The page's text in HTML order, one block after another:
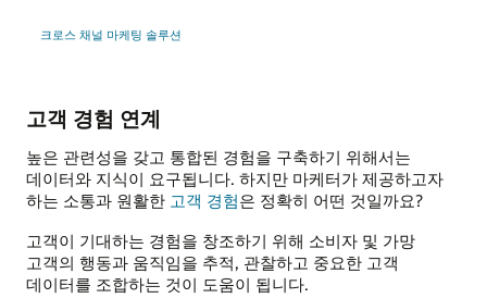
크로스 채널 마케팅 솔루션
고객 경험 연계
높은 관련성을 갖고 통합된 경험을 구축하기 위해서는
데이터와 지식이 요구됩니다. 하지만 마케터가 제공하고자
하는 소통과 원활한 고객 경험은 정확히 어떤 것일까요?
고객이 기대하는 경험을 창조하기 위해 소비자 및 가망
고객의 행동과 움직임을 추적, 관찰하고 중요한 고객
데이터를 조합하는 것이 도움이 됩니다.